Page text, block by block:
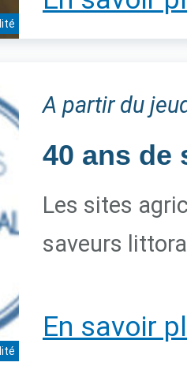
A partir du
40 ans de
Les sites
saveurs
En savoir